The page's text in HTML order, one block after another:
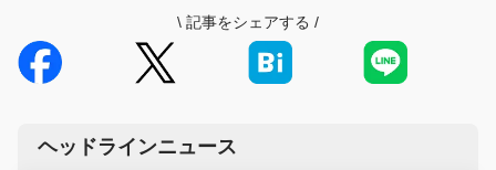
\ 記事をシェアする /
ヘッドラインニュース